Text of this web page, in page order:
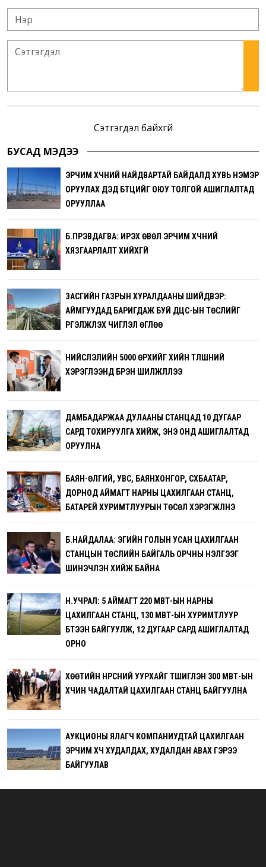
Сэтгэгдэл байхгүй
БУСАД МЭДЭЭ
ЭРЧИМ ХҮЧНИЙ НАЙДВАРТАЙ БАЙДАЛД ХУВЬ НЭМЭР
ОРУУЛАХ ДЭД БҮТЦИЙГ ОЮУ ТОЛГОЙ АШИГЛАЛТАД
ОРУУЛЛАА
Б.ПҮРЭВДАГВА: ИРЭХ ӨВӨЛ ЭРЧИМ ХҮЧНИЙ
ХЯЗГААРЛАЛТ ХИЙХГҮЙ
ЗАСГИЙН ГАЗРЫН ХУРАЛДААНЫ ШИЙДВЭР:
АЙМГУУДАД БАРИГДАЖ БУЙ ДЦС-ЫН ТӨСЛИЙГ
ҮРГЭЛЖҮҮЛЭХ ЧИГЛЭЛ ӨГЛӨӨ
НИЙСЛЭЛИЙН 5000 ӨРХИЙГ ХИЙН ТҮЛШНИЙ
ХЭРЭГЛЭЭНД БҮРЭН ШИЛЖҮҮЛЛЭЭ
ДАМБАДАРЖАА ДУЛААНЫ СТАНЦАД 10 ДУГААР
САРД ТОХИРУУЛГА ХИЙЖ, ЭНЭ ОНД АШИГЛАЛТАД
ОРУУЛНА
БАЯН-ӨЛГИЙ, УВС, БАЯНХОНГОР, СҮХБААТАР,
ДОРНОД АЙМАГТ НАРНЫ ЦАХИЛГААН СТАНЦ,
БАТАРЕЙ ХУРИМТЛУУРЫН ТӨСӨЛ ХЭРЭГЖҮҮЛНЭ
Б.НАЙДАЛАА: ЭГИЙН ГОЛЫН УСАН ЦАХИЛГААН
СТАНЦЫН ТӨСЛИЙН БАЙГАЛЬ ОРЧНЫ ҮНЭЛГЭЭГ
ШИНЭЧЛЭН ХИЙЖ БАЙНА
Н.УЧРАЛ: 5 АЙМАГТ 220 МВТ-ЫН НАРНЫ
ЦАХИЛГААН СТАНЦ, 130 МВТ-ЫН ХУРИМТЛУУР
БҮТЭЭН БАЙГУУЛЖ, 12 ДУГААР САРД АШИГЛАЛТАД
ОРНО
ХӨӨТИЙН НҮҮРСНИЙ УУРХАЙГ ТҮШИГЛЭН 300 МВТ-ЫН
ХҮЧИН ЧАДАЛТАЙ ЦАХИЛГААН СТАНЦ БАЙГУУЛНА
АУКЦИОНЫ ЯЛАГЧ КОМПАНИУДТАЙ ЦАХИЛГААН
ЭРЧИМ ХҮЧ ХУДАЛДАХ, ХУДАЛДАН АВАХ ГЭРЭЭ
БАЙГУУЛАВ